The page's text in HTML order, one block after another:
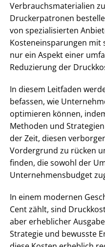
Verbrauchsmaterialien
Druckerpatronen
von spezialisierten
Kosteneinsparungen mit
nur ein Aspekt einer
Reduzierung der
In diesem Leitfaden
befassen, wie
optimieren können,
Methoden und
der Zeit, diesen
Vordergrund zu rücken
finden, die sowohl der
Unternehmensbudget
In einem modernen
Cent zählt, sind
aber erheblicher
Strategie und bewusste